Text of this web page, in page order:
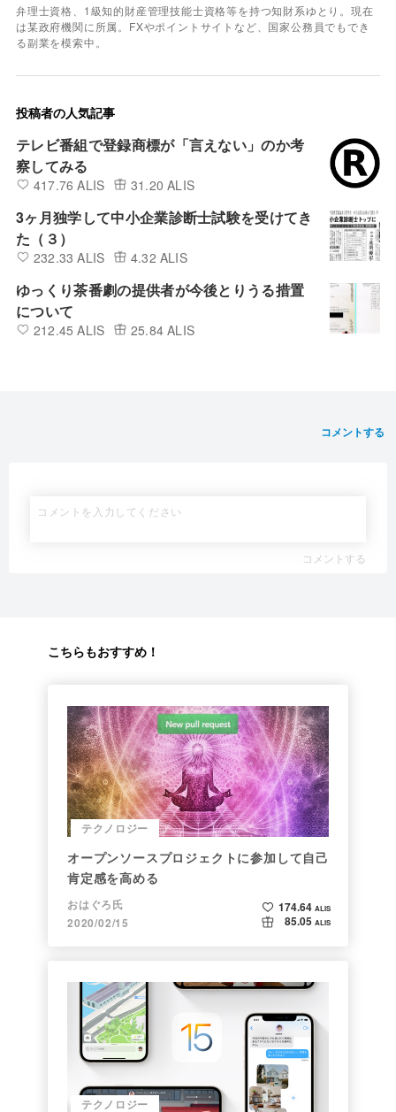
弁理士資格、1級知的財産管理技能士資格等を持つ知財系ゆとり。現在
は某政府機関に所属。FXやポイントサイトなど、国家公務員でもでき
る副業を模索中。
投稿者の人気記事
テレビ番組で登録商標が「言えない」のか考
察してみる
417.76 ALIS 31.20 ALIS
3ヶ月独学して中小企業診断士試験を受けてき
た（３）
232.33 ALIS 4.32 ALIS
ゆっくり茶番劇の提供者が今後とりうる措置
について
212.45 ALIS 25.84 ALIS
コメントする
コメントする
こちらもおすすめ！
テクノロジー
オープンソースプロジェクトに参加して自己
肯定感を高める
おはぐろ氏
2020/02/15
174.64 ALIS
85.05 ALIS
テクノロジー